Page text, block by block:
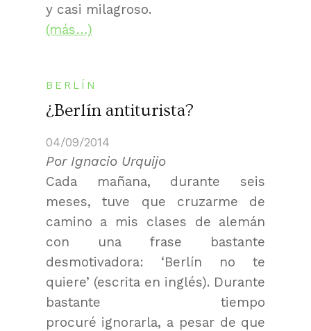
y casi milagroso.
(más…)
BERLÍN
¿Berlín antiturista?
04/09/2014
Por Ignacio Urquijo
Cada mañana, durante seis
meses, tuve que cruzarme de
camino a mis clases de alemán
con una frase bastante
desmotivadora: ‘Berlín no te
quiere’ (escrita en inglés). Durante
bastante tiempo
procuré ignorarla, a pesar de que